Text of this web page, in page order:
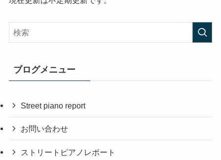
ブログメニュー
Street piano report
お問い合わせ
ストリートピアノレポート